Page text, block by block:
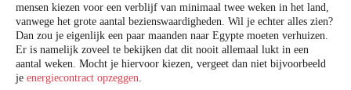
mensen kiezen voor een verblijf van minimaal twee weken in het land,
vanwege het grote aantal bezienswaardigheden. Wil je echter alles zien?
Dan zou je eigenlijk een paar maanden naar Egypte moeten verhuizen.
Er is namelijk zoveel te bekijken dat dit nooit allemaal lukt in een
aantal weken. Mocht je hiervoor kiezen, vergeet dan niet bijvoorbeeld
je energiecontract opzeggen